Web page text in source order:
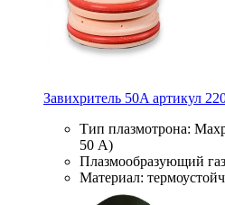
Завихритель 50A артикул
Тип плазмотрона:
50 А)
Плазмообразующий
Материал: